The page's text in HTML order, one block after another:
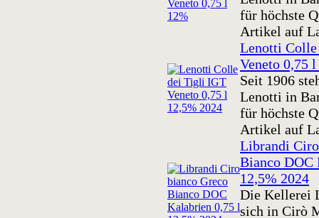
für höchste
Artikel auf
Lenotti
Veneto 0,75
Seit 1906
Lenotti in
für höchste
Artikel auf
Librandi
Bianco DOC
12,5% 2024
Die Kellerei
sich in Cirò